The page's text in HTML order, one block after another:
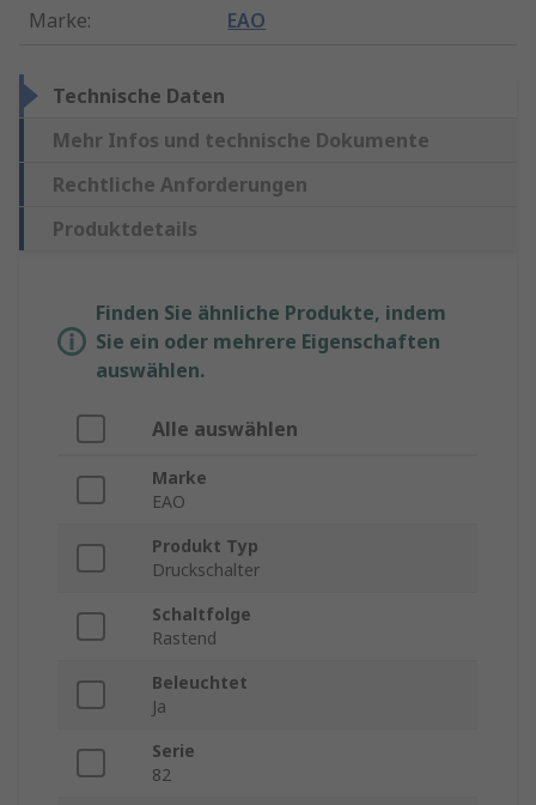
Marke: EAO
Technische Daten
Mehr Infos und technische Dokumente
Rechtliche Anforderungen
Produktdetails
Finden Sie ähnliche Produkte, indem
Sie ein oder mehrere Eigenschaften
auswählen.
Alle auswählen
Marke
EAO
Produkt Typ
Druckschalter
Schaltfolge
Rastend
Beleuchtet
Ja
Serie
82